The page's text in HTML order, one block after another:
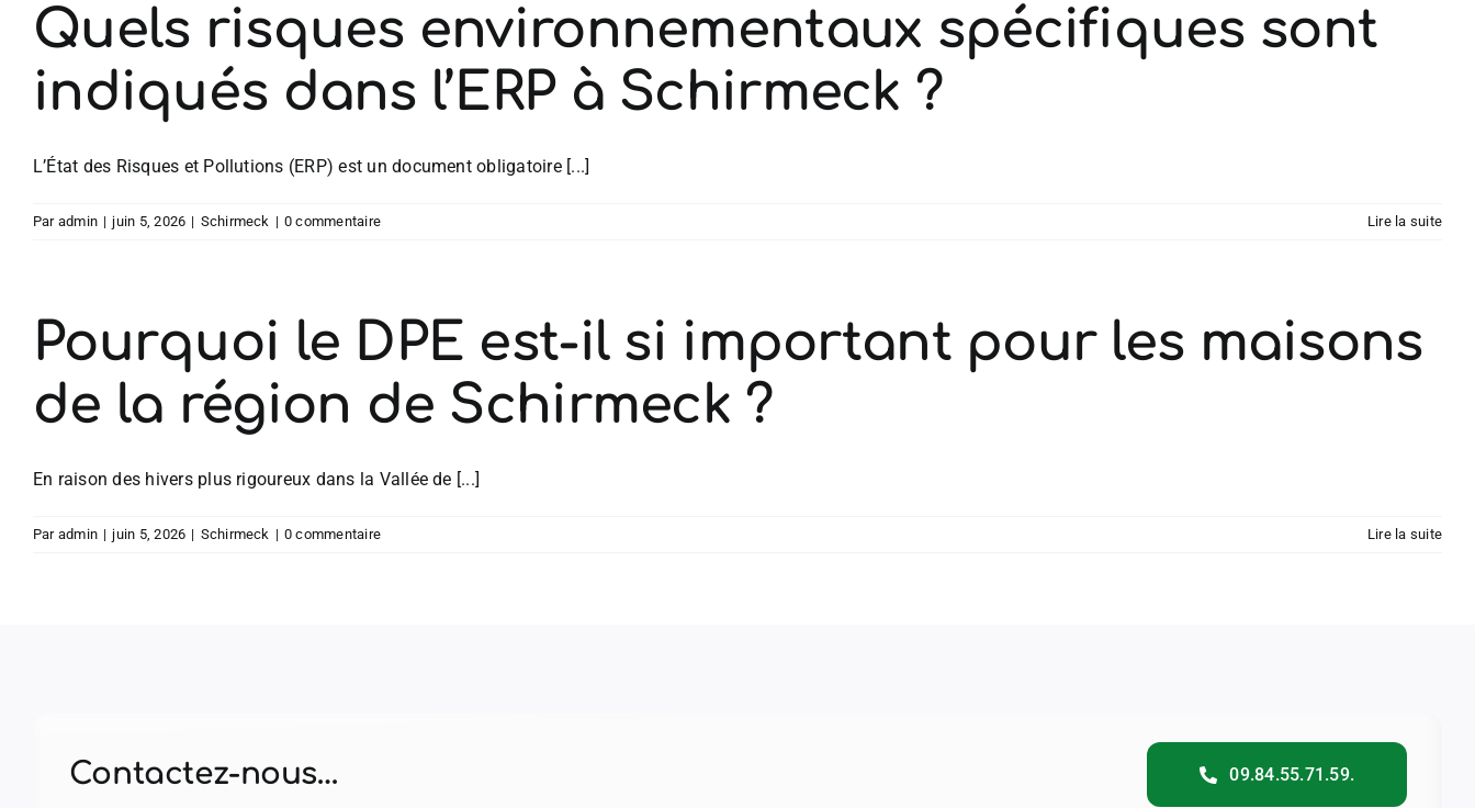
Quels risques environnementaux spécifiques sont
indiqués dans l’ERP à Schirmeck ?
L’État des Risques et Pollutions (ERP) est un document obligatoire [...]
Par admin | juin 5, 2026 | Schirmeck | 0 commentaire Lire la suite
Pourquoi le DPE est-il si important pour les maisons
de la région de Schirmeck ?
En raison des hivers plus rigoureux dans la Vallée de [...]
Par admin | juin 5, 2026 | Schirmeck | 0 commentaire Lire la suite
Contactez-nous… 09.84.55.71.59.